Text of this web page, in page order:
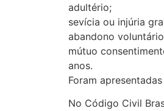
adultério;
sevícia ou injúria
abandono
mútuo
anos.
Foram
No Código Civil